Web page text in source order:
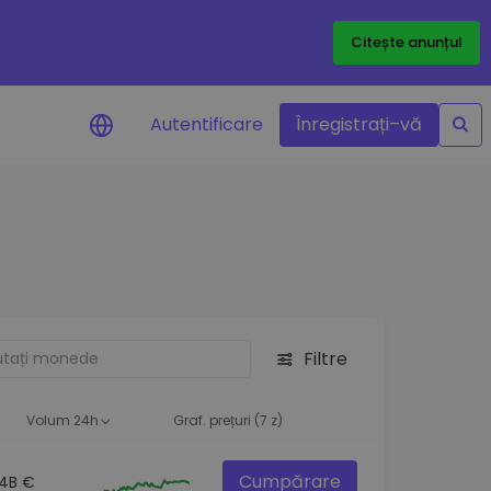
Citește anunțul
Autentificare Înregistrați–vă
Filtre
Volum 24h Graf. prețuri (7 z)
€ Cumpărare